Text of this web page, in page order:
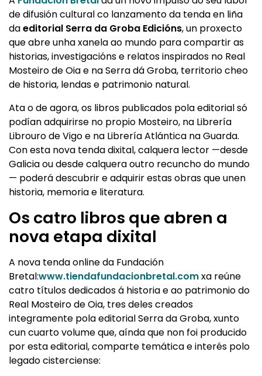
de difusión cultural co lanzamento da tenda en liña
daeditorial Serra da Groba Edicións, un proxecto
que abre unha xanela ao mundo para compartir as
historias, investigacións e relatos inspirados no Real
Mosteiro de Oia e na Serra dá Groba, territorio cheo
de historia, lendas e patrimonio natural.
Ata o de agora, os libros publicados pola editorial só
podían adquirirse no propio Mosteiro, na Librería
Librouro de Vigo e na Librería Atlántica na Guarda.
Con esta nova tenda dixital, calquera lector —desde
Galicia ou desde calquera outro recuncho do mundo
— poderá descubrir e adquirir estas obras que unen
historia, memoria e literatura.
Os catro libros que abren a
nova etapa dixital
A nova tenda online da Fundación
Bretal:www.tiendafundacionbretal.comxa reúne
catro títulos dedicados á historia e ao patrimonio do
Real Mosteiro de Oia, tres deles creados
integramente pola editorial Serra da Groba, xunto
cun cuarto volume que, aínda que non foi producido
por esta editorial, comparte temática e interés polo
legado cisterciense: